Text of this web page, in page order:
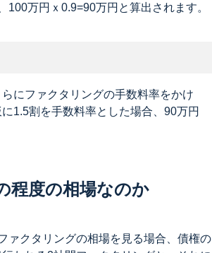
万円ｘ0.9=90万円と算出されます。
にファクタリングの手数料率をかけ
1.5割を手数料率とした場合、90万円
程度の相場なのか
ァクタリングの相場を見る場合、債権の